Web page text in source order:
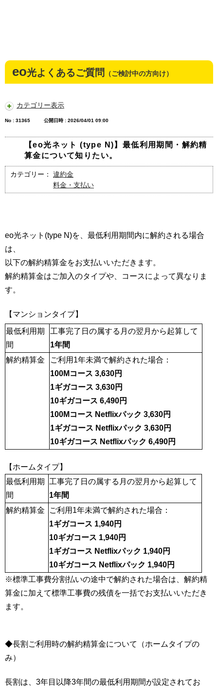
eo光よくあるご質問 （ご検討中の方向け）
カテゴリー表示
No : 31365 公開日時 : 2026/04/01 09:00
【eo光ネット (type N)】最低利用期間・解約精
算金について知りたい。
カテゴリー：
違約金
料金・支払い
eo光ネット(type N)を、最低利用期間内に解約される場合
は、
以下の解約精算金をお支払いいただきます。
解約精算金はご加入のタイプや、コースによって異なりま
す。
【マンションタイプ】
最低利用期
間
工事完了日の属する月の翌月から起算して
1年間
解約精算金
ご利用1年未満で解約された場合：
100Mコース 3,630円
1ギガコース 3,630円
10ギガコース 6,490円
100Mコース Netflixパック 3,630円
1ギガコース Netflixパック 3,630円
10ギガコース Netflixパック 6,490円
【ホームタイプ】
最低利用期
間
工事完了日の属する月の翌月から起算して
1年間
解約精算金
ご利用1年未満で解約された場合：
1ギガコース 1,940円
10ギガコース 1,940円
1ギガコース Netflixパック 1,940円
10ギガコース Netflixパック 1,940円
※標準工事費分割払いの途中で解約された場合は、解約精
算金に加えて標準工事費の残債を一括でお支払いいただき
ます。
◆長割ご利用時の解約精算金について（ホームタイプの
み）
長割は、3年目以降3年間の最低利用期間が設定されてお